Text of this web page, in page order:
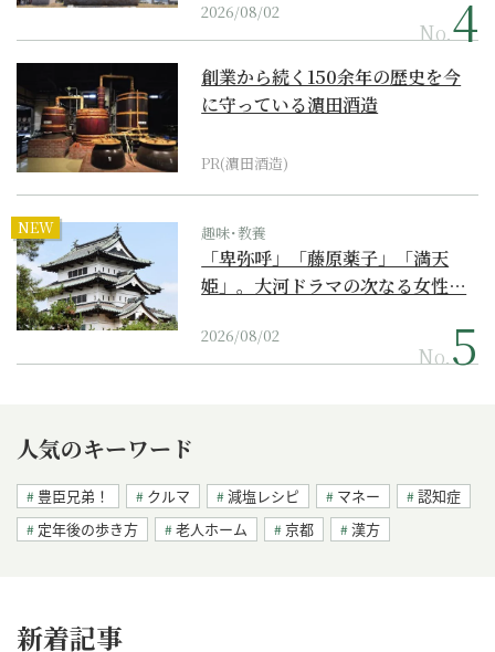
2026/08/02
No.
創業から続く150余年の歴史を今
に守っている濵田酒造
PR(濵田酒造)
NEW 趣味･教養
「卑弥呼」「藤原薬子」「満天
姫」。大河ドラマの次なる女性…
2026/08/02
No.
人気のキーワード
豊臣兄弟！ クルマ 減塩レシピ マネー
認知症
定年後の歩き方
老人ホーム 京都 漢方
新着記事